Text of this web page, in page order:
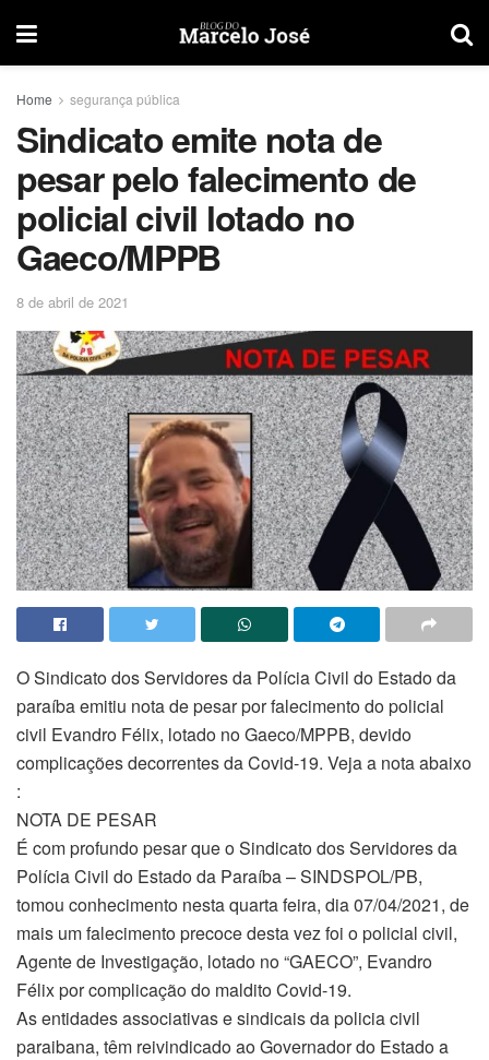
Home segurança pública
Sindicato emite nota de
pesar pelo falecimento de
policial civil lotado no
Gaeco/MPPB
8 de abril de 2021
O Sindicato dos Servidores da Polícia Civil do Estado da
paraíba emitiu nota de pesar por falecimento do policial
civil Evandro Félix, lotado no Gaeco/MPPB, devido
complicações decorrentes da Covid-19. Veja a nota abaixo
:
NOTA DE PESAR
É com profundo pesar que o Sindicato dos Servidores da
Polícia Civil do Estado da Paraíba – SINDSPOL/PB,
tomou conhecimento nesta quarta feira, dia 07/04/2021, de
mais um falecimento precoce desta vez foi o policial civil,
Agente de Investigação, lotado no “GAECO”, Evandro
Félix por complicação do maldito Covid-19.
As entidades associativas e sindicais da policia civil
paraibana, têm reivindicado ao Governador do Estado a